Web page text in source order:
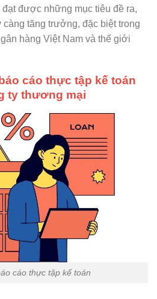
được những mục tiêu đề ra,
càng tăng trưởng, đặc biệt trong
hàng Việt Nam và thế giới
cáo thực tập kế toán
ty thương mại
cáo thực tập kế toán